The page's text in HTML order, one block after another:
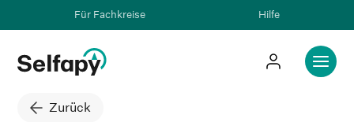
Für Fachkreise Hilfe
Zurück